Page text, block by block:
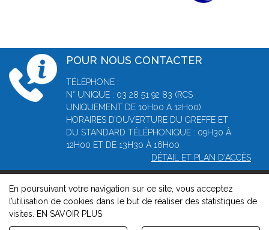
POUR NOUS CONTACTER
TÉLÉPHONE :
N° UNIQUE : 03 28 51 92 83 (RCS
UNIQUEMENT DE 10H00 À 12H00)
HORAIRES D’OUVERTURE DU GREFFE ET
DU STANDARD TÉLÉPHONIQUE : 09H30 À
12H00 ET DE 13H30 À 16H00
DÉTAIL ET PLAN D'ACCÈS
© 2026, Greffe du Tribunal de Commerce de Dunkerque -
Mentions légales-Contact -Gestion des cookies-Politique de
confidentialité et de cookies
En poursuivant votre navigation sur ce site, vous acceptez
l’utilisation de cookies dans le but de réaliser des statistiques de
visites.
EN SAVOIR PLUS